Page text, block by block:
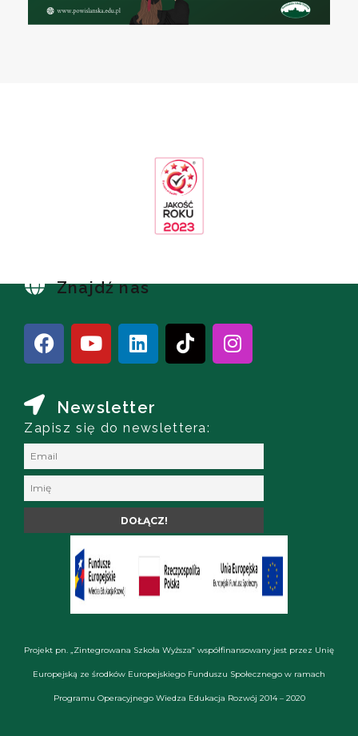
Znajdź nas
Newsletter
Zapisz się do newslettera:
Projekt pn. „Zintegrowana Szkoła Wyższa” współfinansowany jest przez Unię
Europejską ze środków Europejskiego Funduszu Społecznego w ramach
Programu Operacyjnego Wiedza Edukacja Rozwój 2014 – 2020